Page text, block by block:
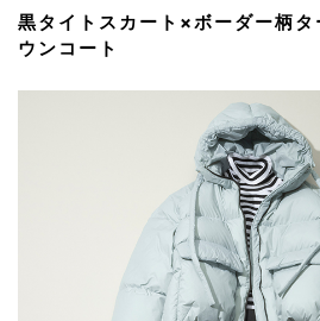
黒タイトスカート×ボーダー柄
ウンコート